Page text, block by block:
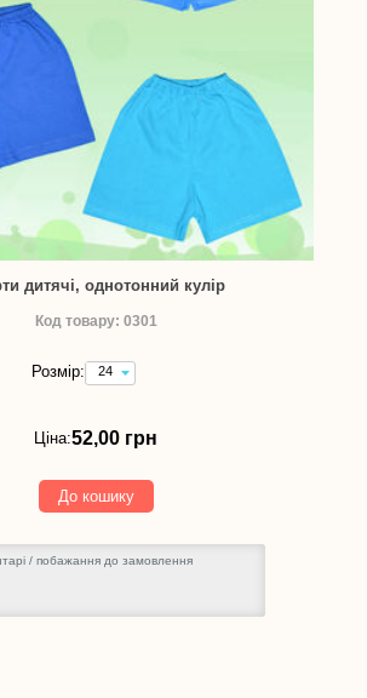
дитячі, однотонний кулір
Код товару: 0301
Розмір:
24
(зріст
-
грн
Ціна:52,00 грн
До кошику